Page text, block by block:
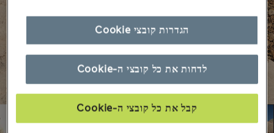
לדחות את כל קובצי ה-Cookie
קבל את כל קובצי ה-Cookie
הגדרות קובצי Cookie